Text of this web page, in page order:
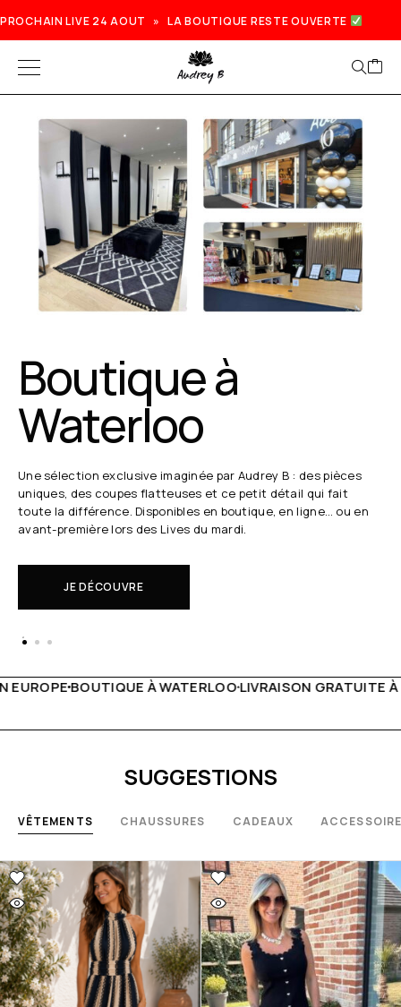
PROCHAIN LIVE 24 AOUT » LA BOUTIQUE RESTE OUVERTE
à
imaginée par Audrey B : des pièces
flatteuses et ce petit détail qui fait
Disponibles en boutique, en ligne… ou en
des Lives du mardi.
Chaque
direct.
Il s'agit de
LIVRAISON GRATUITE À PARTIR DE 150€LIVE
SUGGESTIONS
VÊTEMENTS CHAUSSURES CADEAUX